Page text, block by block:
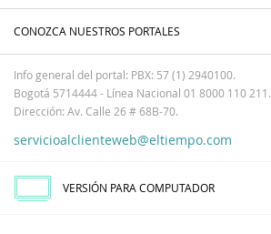
CONOZCA NUESTROS PORTALES
Info general del portal: PBX: 57 (1) 2940100.
Bogotá 5714444 - Línea Nacional 01 8000 110 211.
Dirección: Av. Calle 26 # 68B-70.
servicioalclienteweb@eltiempo.com
VERSIÓN PARA COMPUTADOR